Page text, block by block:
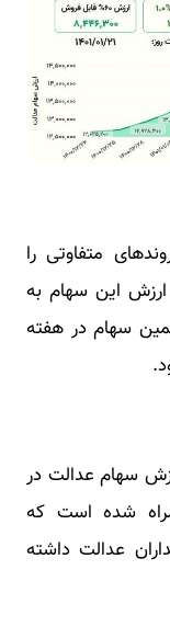
متفاوتی را
این سهام به
سهام در هفته
سهام عدالت در
شده است که
عدالت داشته